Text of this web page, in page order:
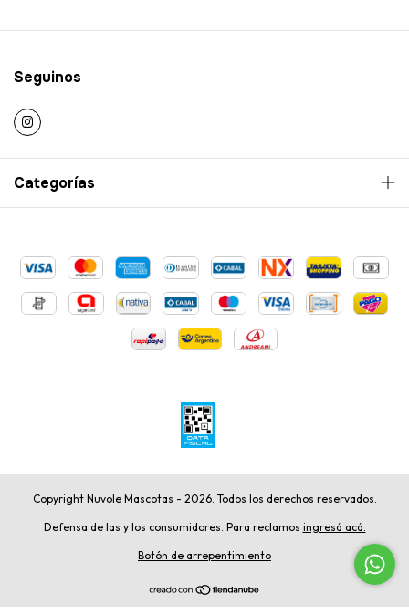
Seguinos
Categorías
Copyright Nuvole Mascotas - 2026. Todos los derechos reservados.
Defensa de las y los consumidores. Para reclamos ingresá acá.
Botón de arrepentimiento